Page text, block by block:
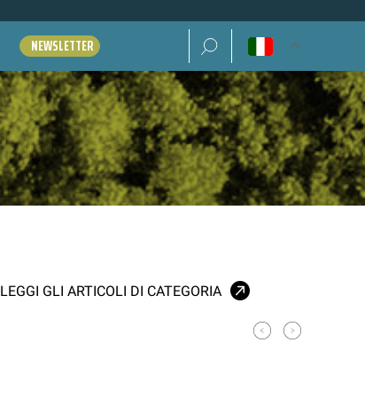
NEWSLETTER Ricerca per:
LEGGI GLI ARTICOLI DI CATEGORIA